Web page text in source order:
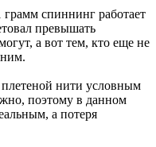
спиннинг работает
превышать
а вот тем, кто еще не
плетеной нити условным
поэтому в данном
а потеря